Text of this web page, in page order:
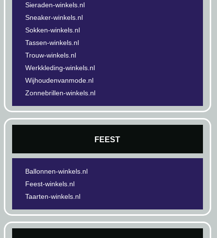
Sieraden-winkels.nl
Sneaker-winkels.nl
Sokken-winkels.nl
Tassen-winkels.nl
Trouw-winkels.nl
Werkkleding-winkels.nl
Wijhoudenvanmode.nl
Zonnebrillen-winkels.nl
FEEST
Ballonnen-winkels.nl
Feest-winkels.nl
Taarten-winkels.nl